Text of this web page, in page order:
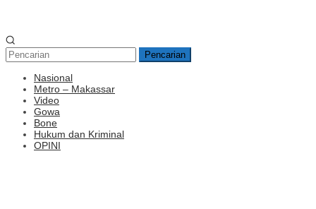
Pencarian
Nasional
Metro – Makassar
Video
Gowa
Bone
Hukum dan Kriminal
OPINI